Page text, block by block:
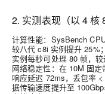
2. 实测表现（以 4 核
计算性能：SysBench
较八代 c8i 实例提升 25%
实例每秒可处理 80 帧，
网络稳定性 ：在 10M 固
响应延迟 72ms，丢包率
据传输速度提升至